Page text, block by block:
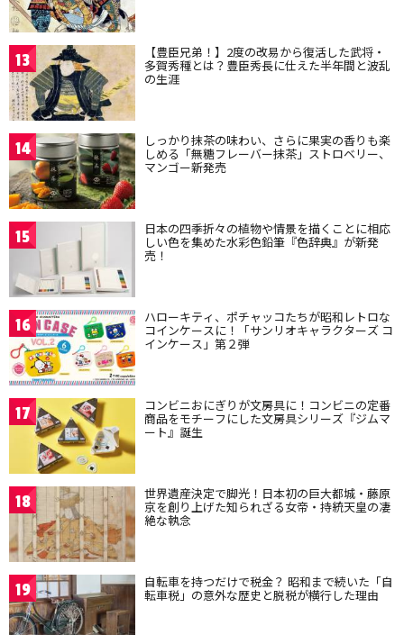
13 【豊臣兄弟！】2度の改易から復活した武将・
多賀秀種とは？豊臣秀長に仕えた半年間と波乱
の生涯
14 しっかり抹茶の味わい、さらに果実の香りも楽
しめる「無糖フレーバー抹茶」ストロベリー、
マンゴー新発売
15 日本の四季折々の植物や情景を描くことに相応
しい色を集めた水彩色鉛筆『色辞典』が新発
売！
16 ハローキティ、ポチャッコたちが昭和レトロな
コインケースに！「サンリオキャラクターズ コ
インケース」第２弾
17 コンビニおにぎりが文房具に！コンビニの定番
商品をモチーフにした文房具シリーズ『ジムマ
ート』誕生
18 世界遺産決定で脚光！日本初の巨大都城・藤原
京を創り上げた知られざる女帝・持統天皇の凄
絶な執念
19 自転車を持つだけで税金？ 昭和まで続いた「自
転車税」の意外な歴史と脱税が横行した理由